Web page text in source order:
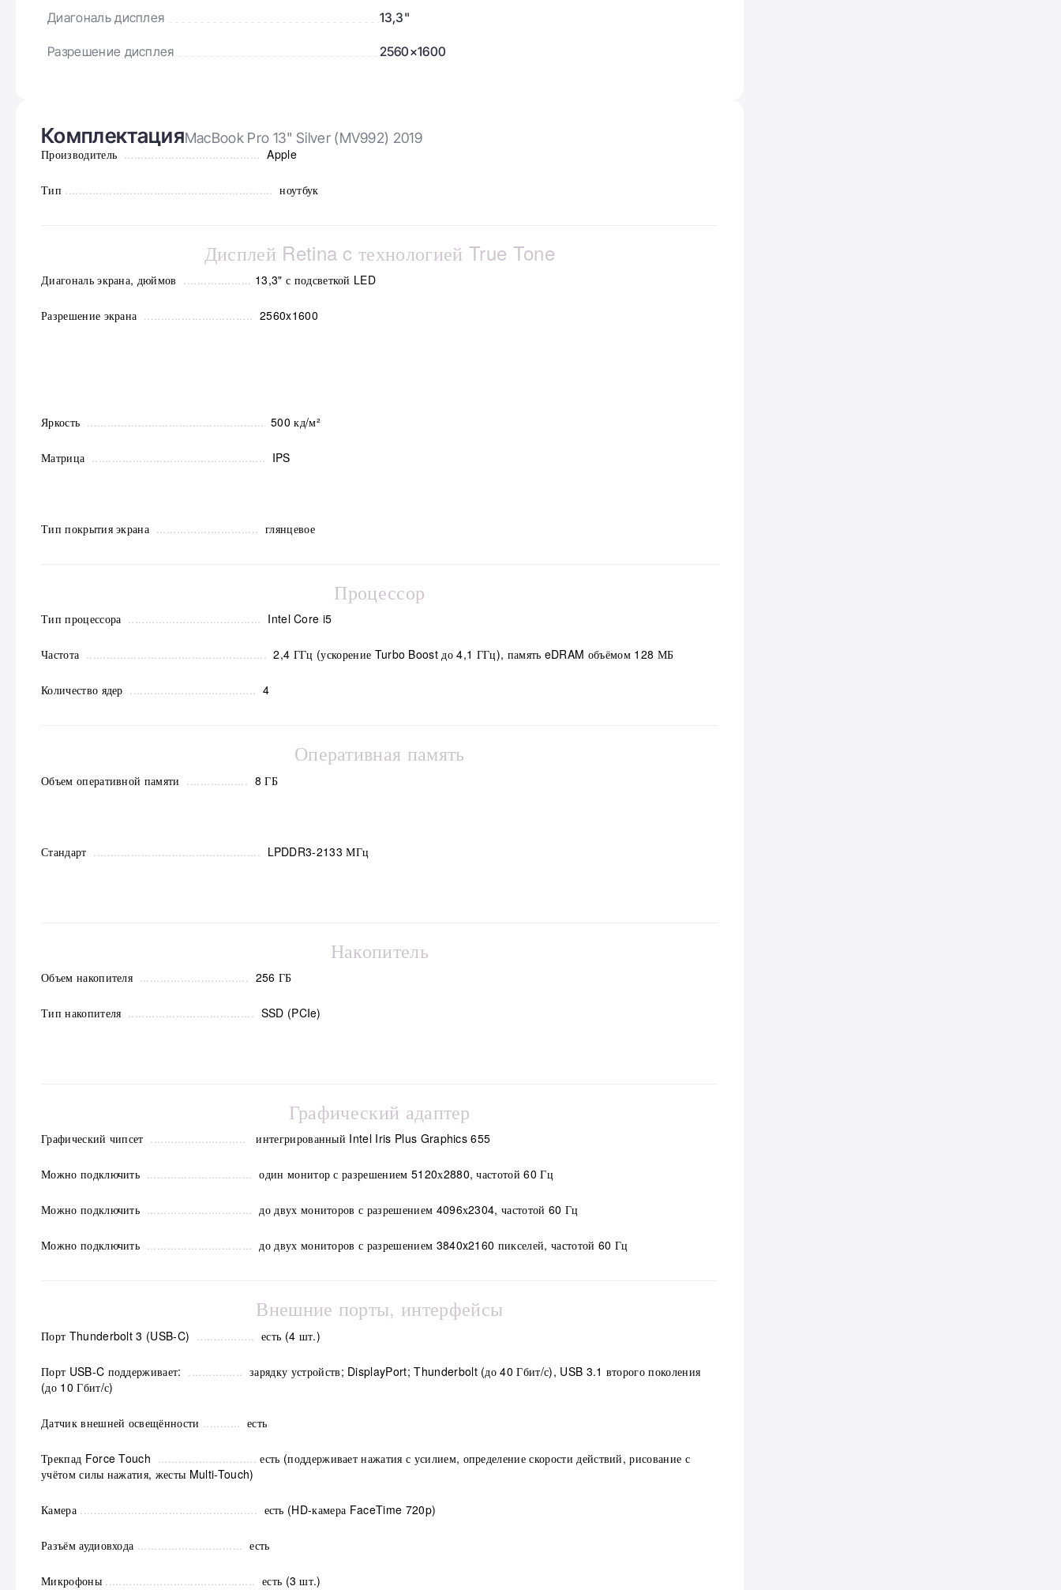
Диагональ дисплея 13,3"
Разрешение дисплея 2560×1600
КомплектацияMacBook Pro 13" Silver (MV992) 2019
Производитель ........................................ Apple
Тип ............................................................. ноутбук
Дисплей Retina c технологией True Tone
Диагональ экрана, дюймов .................... 13,3" с подсветкой LED
Разрешение экрана ................................ 2560x1600
Яркость .................................................... 500 кд/м²
Матрица ................................................... IPS
Тип покрытия экрана .............................. глянцевое
Процессор
Тип процессора ....................................... Intel Core i5
Частота ..................................................... 2,4 ГГц (ускорение Turbo Boost до 4,1 ГГц), память eDRAM объёмом 128 МБ
Количество ядер ..................................... 4
Оперативная память
Объем оперативной памяти .................. 8 ГБ
Стандарт ................................................. LPDDR3-2133 МГц
Накопитель
Объем накопителя ................................ 256 ГБ
Тип накопителя ..................................... SSD (PCIe)
Графический адаптер
Графический чипсет ............................ интегрированный Intel Iris Plus Graphics 655
Можно подключить ...............................один монитор с разрешением 5120х2880, частотой 60 Гц
Можно подключить ...............................до двух мониторов с разрешением 4096х2304, частотой 60 Гц
Можно подключить ...............................до двух мониторов с разрешением 3840x2160 пикселей, частотой 60 Гц
Внешние порты, интерфейсы
Порт Thunderbolt 3 (USB- C) ................. есть (4 шт.)
Порт USB- C поддерживает: ................ зарядку устройств; DisplayPort; Thunderbolt (до 40 Гбит/ с), USB 3.1 второго поколения
(до 10 Гбит/ с)
Датчик внешней освещённости ...........есть
Трекпад Force Touch .............................есть (поддерживает нажатия с усилием, определение скорости действий, рисование с
учётом силы нажатия, жесты Multi-Touch)
Камера .................................................... есть (HD-камера FaceTime 720p)
Разъём аудиовхода ...............................есть
Микрофоны ............................................ есть (3 шт.)